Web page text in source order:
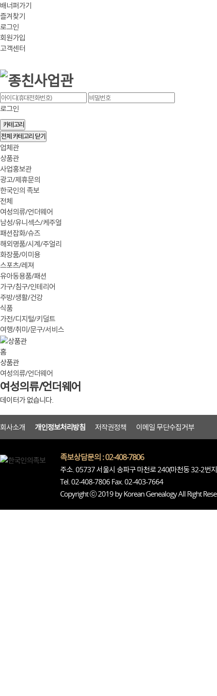
배너퍼가기
즐겨찾기
로그인
회원가입
고객센터
로그인
카테고리
전체 카테고리 닫기
업체관
상품관
사업홍보관
광고/제휴문의
한국인의 족보
전체
여성의류/언더웨어
남성/유니섹스/케주얼
패션잡화/슈즈
해외명품/시계/주얼리
화장품/이미용
스포츠/레져
유아동용품/패션
가구/침구/인테리어
주방/생활/건강
식품
가전/디지털/키덜트
여행/취미/문구/서비스
홈
상품관
여성의류/언더웨어
여성의류/언더웨어
데이터가 없습니다.
회사소개 개인정보처리방침 저작권정책 이메일 무단수집거부
족보상담문의 : 02-408-7806
주소. 05737 서울시 송파구 마천로 240(마천동 32-2번
Tel. 02-408-7806 Fax. 02-403-7664
Copyright ⓒ 2019 by Korean Genealogy All Right